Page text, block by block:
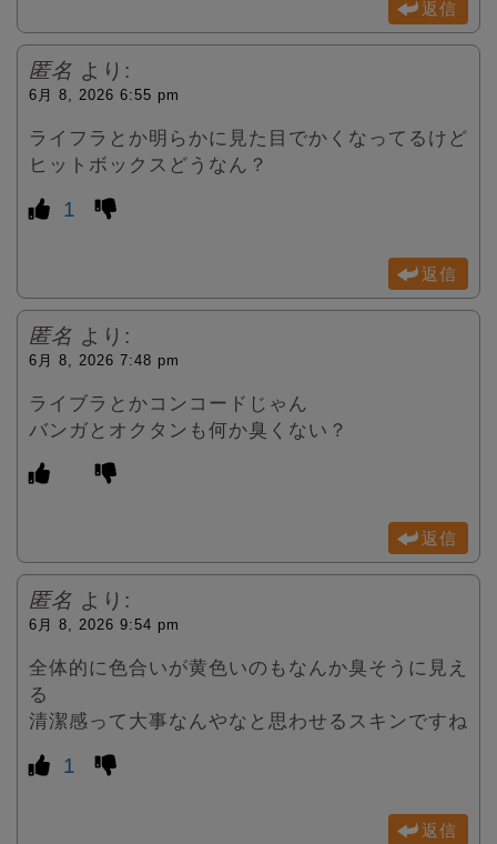
返信
匿名 より:
6月 8, 2026 6:55 pm
ライフラとか明らかに見た目でかくなってるけど
ヒットボックスどうなん？
1
返信
匿名 より:
6月 8, 2026 7:48 pm
ライブラとかコンコードじゃん
バンガとオクタンも何か臭くない？
返信
匿名 より:
6月 8, 2026 9:54 pm
全体的に色合いが黄色いのもなんか臭そうに見え
る
清潔感って大事なんやなと思わせるスキンですね
1
返信